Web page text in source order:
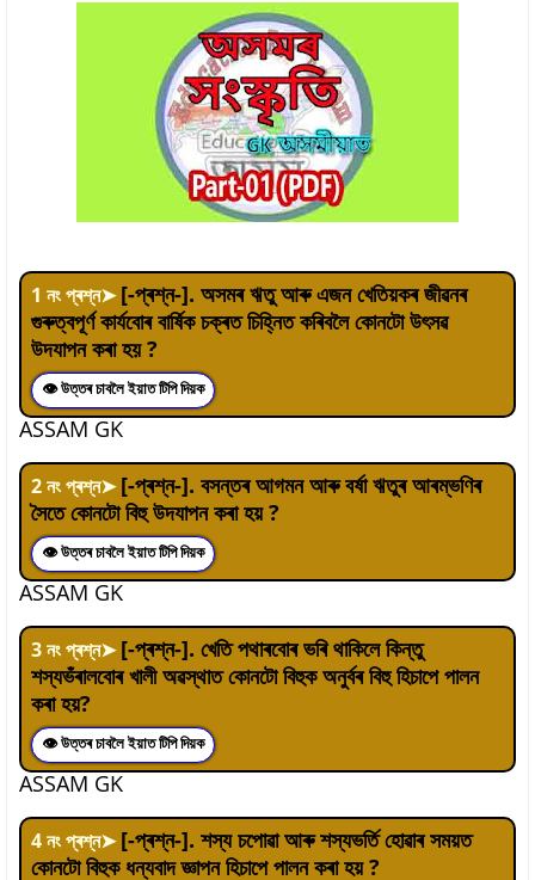
1 নং প্ৰশ্ন➤[-প্ৰশ্ন-]. অসমৰ ঋতু আৰু এজন খেতিয়কৰ জীৱনৰ
গুৰুত্বপূৰ্ণ কাৰ্যবোৰ বাৰ্ষিক চক্ৰত চিহ্নিত কৰিবলৈ কোনটো উৎসৱ
উদযাপন কৰা হয় ?
👁 উত্তৰ চাবলৈ ইয়াত টিপি দিয়ক
ASSAM GK
2নং প্ৰশ্ন➤[-প্ৰশ্ন-]. বসন্তৰ আগমন আৰু বৰ্ষা ঋতুৰ আৰম্ভণিৰ
সৈতে কোনটো বিহু উদযাপন কৰা হয় ?
👁 উত্তৰ চাবলৈ ইয়াত টিপি দিয়ক
ASSAM GK
3নং প্ৰশ্ন➤[-প্ৰশ্ন-]. খেতি পথাৰবোৰ ভৰি থাকিলে কিন্তু
শস্যভঁৰালবোৰ খালী অৱস্থাত কোনটো বিহুক অনুৰ্বৰ বিহু হিচাপে পালন
কৰা হয়?
👁 উত্তৰ চাবলৈ ইয়াত টিপি দিয়ক
ASSAM GK
4নং প্ৰশ্ন➤[-প্ৰশ্ন-]. শস্য চপোৱা আৰু শস্যভৰ্তি হোৱাৰ সময়ত
কোনটো বিহুক ধন্যবাদ জ্ঞাপন হিচাপে পালন কৰা হয় ?